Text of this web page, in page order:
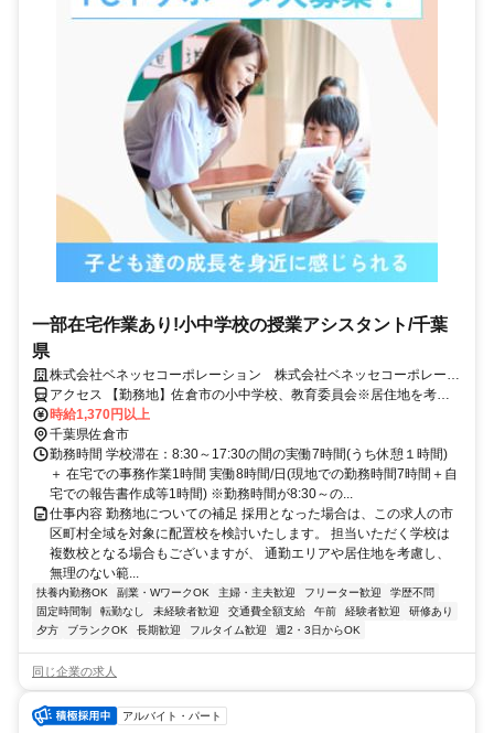
一部在宅作業あり!小中学校の授業アシスタント/千葉
県
株式会社ベネッセコーポレーション 株式会社ベネッセコーポレーシ
ョン(千葉県佐倉市城内町)
アクセス 【勤務地】佐倉市の小中学校、教育委員会※居住地を考慮
の上、決定 ＜採用となった場合は、この求人の市区町村全域を対象
に配置校を検討いたします。担当いただく学校は複数校となる場合も
ございますが、通勤エリアや居住地を考慮し、無理のない範囲でご勤
務いただけるよう、最終的にはご相談の上で決定いたします。＞
時給1,370円以上
千葉県佐倉市
勤務時間 学校滞在：8:30～17:30の間の実働7時間(うち休憩１時間)
＋ 在宅での事務作業1時間 実働8時間/日(現地での勤務時間7時間＋自
宅での報告書作成等1時間) ※勤務時間が8:30～の...
仕事内容 勤務地についての補足 採用となった場合は、この求人の市
区町村全域を対象に配置校を検討いたします。 担当いただく学校は
複数校となる場合もございますが、 通勤エリアや居住地を考慮し、
無理のない範...
扶養内勤務OK 副業・WワークOK 主婦・主夫歓迎 フリーター歓迎
学歴不問
固定時間制
転勤なし 未経験者歓迎 交通費全額支給 午前 経験者歓迎
研修あり
夕方
ブランクOK 長期歓迎 フルタイム歓迎 週2・3日からOK
同じ企業の求人
アルバイト・パート